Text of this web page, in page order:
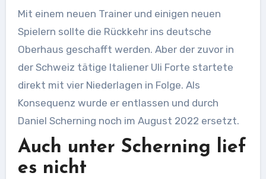
Mit einem neuen Trainer und einigen neuen
Spielern sollte die Rückkehr ins deutsche
Oberhaus geschafft werden. Aber der zuvor in
der Schweiz tätige Italiener Uli Forte startete
direkt mit vier Niederlagen in Folge. Als
Konsequenz wurde er entlassen und durch
Daniel Scherning noch im August 2022 ersetzt.
Auch unter Scherning lief
es nicht